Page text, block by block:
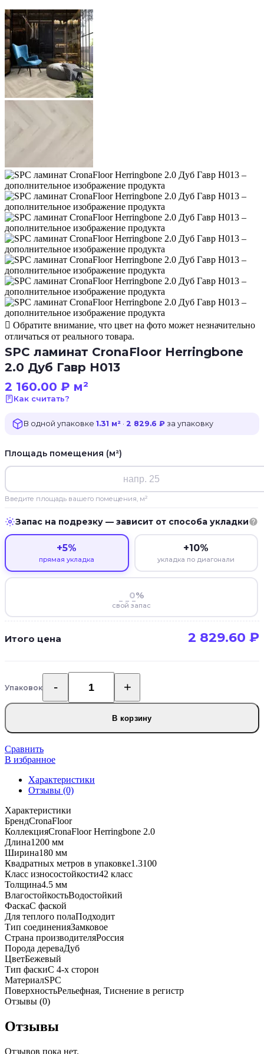
Обратите внимание, что цвет на фото может незначительно
отличаться от реального товара.
SPC ламинат CronaFloor Herringbone
2.0 Дуб Гавр H013
2 160.00 ₽ м²
Как считать?
В одной упаковке 1.31 м² · 2 829.6 ₽ за упаковку
Площадь помещения (м²)
Введите площадь вашего помещения, м²
Запас на подрезку — зависит от способа укладки
+5%
прямая укладка
+10%
укладка по диагонали
%
свой запас
Итого цена 2 829.60 ₽
УпаковокКоличество
товара
CronaFloor
Herringbone
2.0
Гавр
H013
В корзину
Сравнить
В избранное
Характеристики
Отзывы (0)
Характеристики
БрендCronaFloor
КоллекцияCronaFloor Herringbone 2.0
Длина1200 мм
Ширина180 мм
Квадратных метров в упаковке1.3100
Класс износостойкости42 класс
Толщина4.5 мм
ВлагостойкостьВодостойкий
ФаскаС фаской
Для теплого полаПодходит
Тип соединенияЗамковое
Страна производителяРоссия
Порода дереваДуб
ЦветБежевый
Тип фаскиС 4-х сторон
МатериалSPC
ПоверхностьРельефная, Тиснение в регистр
Отзывы (0)
Отзывы
Отзывов пока нет.